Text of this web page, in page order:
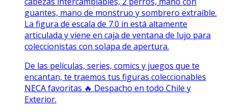
guantes, mano de monstruo y sombrero extraíble.
La figura de escala de 7.0 in está altamente
articulada y viene en caja de ventana de lujo para
coleccionistas con solapa de apertura.
De las películas, series, comics y juegos que te
encantan, te traemos tus figuras coleccionables
NECA favoritas 🔥 Despacho en todo Chile y
Exterior.